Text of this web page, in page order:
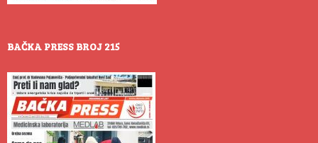
BAČKA PRESS BROJ 215